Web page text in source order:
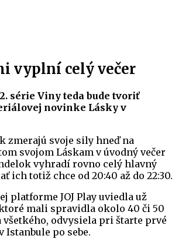
vyplní celý večer
série Viny teda bude tvoriť
novinke Lásky v
zmerajú svoje sily hneď na
svojom Láskam v úvodný večer
vyhradí rovno celý hlavný
ich totiž chce od 20:40 až do 22:30.
platforme JOJ Play uviedla už
mali spravidla okolo 40 či 50
všetkého, odvysiela pri štarte prvé
Istanbule po sebe.